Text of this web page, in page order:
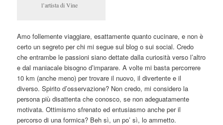
l’artista di Vine
Amo follemente viaggiare, esattamente quanto cucinare, e non è
certo un segreto per chi mi segue sul blog o sui social. Credo
che entrambe le passioni siano dettate dalla curiosità verso l’altro
e dal maniacale bisogno d’imparare. A volte mi basta percorrere
10 km (anche meno) per trovare il nuovo, il divertente e il
diverso. Spirito d’osservazione? Non credo, mi considero la
persona più disattenta che conosco, se non adeguatamente
motivata. Ottimismo sfrenato ed entusiasmo anche per il
percorso di una formica? Beh sì, un po’ sì, lo ammetto.